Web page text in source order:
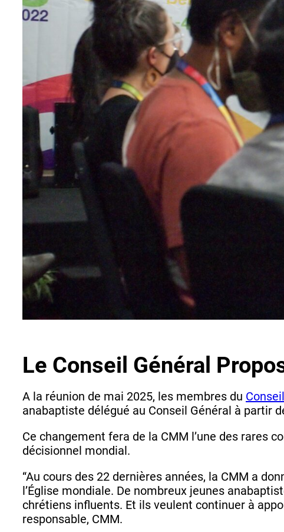
Le Conseil Général
A la réunion de mai 2025, les membres du
anabaptiste délégué au Conseil Général à partir
Ce changement fera de la CMM l’une des rares
décisionnel mondial.
“Au cours des 22 dernières années, la CMM a
l’Église mondiale. De nombreux jeunes
chrétiens influents. Et ils veulent continuer à
responsable, CMM.